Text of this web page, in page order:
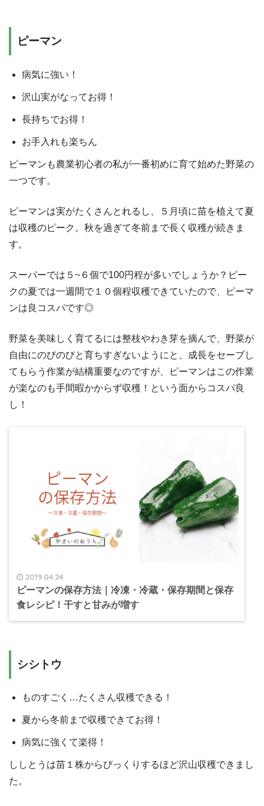
ピーマン
病気に強い！
沢山実がなってお得！
長持ちでお得！
お手入れも楽ちん
ピーマンも農業初心者の私が一番初めに育て始めた野菜の
一つです。
ピーマンは実がたくさんとれるし、５月頃に苗を植えて夏
は収穫のピーク。秋を過ぎて冬前まで長く収穫が続きま
す。
スーパーでは５~６個で100円程が多いでしょうか？ピー
クの夏では一週間で１０個程収穫できていたので、ピーマ
ンは良コスパです◎
野菜を美味しく育てるには整枝やわき芽を摘んで、野菜が
自由にのびのびと育ちすぎないようにと、成長をセーブし
てもらう作業が結構重要なのですが、ピーマンはこの作業
が楽なのも手間暇かからず収穫！という面からコスパ良
し！
2019.04.24
ピーマンの保存方法｜冷凍・冷蔵・保存期間と保存
食レシピ！干すと甘みが増す
シシトウ
ものすごく…たくさん収穫できる！
夏から冬前まで収穫できてお得！
病気に強くて楽得！
ししとうは苗１株からびっくりするほど沢山収穫できまし
た。